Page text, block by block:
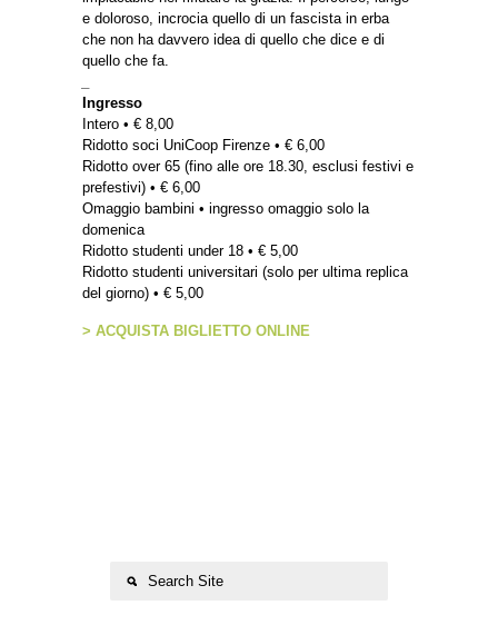
e doloroso, incrocia quello di un fascista in erba
che non ha davvero idea di quello che dice e di
quello che fa.
Ingresso
Intero • € 8,00
Ridotto soci UniCoop Firenze • € 6,00
Ridotto over 65 (fino alle ore 18.30, esclusi festivi e
prefestivi) • € 6,00
Omaggio bambini • ingresso omaggio solo la
domenica
Ridotto studenti under 18 • € 5,00
Ridotto studenti universitari (solo per ultima replica
del giorno) • € 5,00
> ACQUISTA BIGLIETTO ONLINE